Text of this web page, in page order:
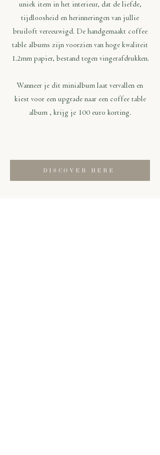
uniek item in het interieur, dat de liefde,
tijdloosheid en herinneringen van jullie
bruiloft vereeuwigd. De handgemaakt coffee
table albums zijn voorzien van hoge kwaliteit
1.2mm papier, bestand tegen vingerafdrukken.
Wanneer je dit minialbum laat vervallen en
kiest voor een upgrade naar een coffee table
album , krijg je 100 euro korting.
DISCOVER HERE